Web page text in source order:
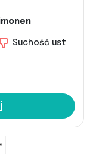
Suchość ust